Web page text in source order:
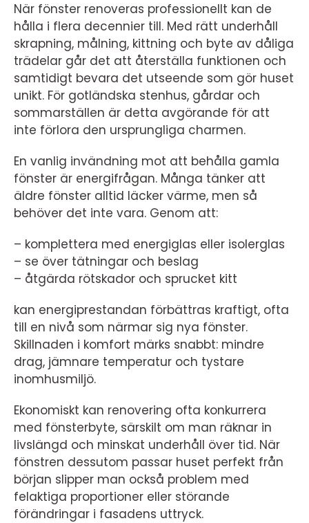
När fönster renoveras professionellt kan de
hålla i flera decennier till. Med rätt underhåll
skrapning, målning, kittning och byte av dåliga
trädelar går det att återställa funktionen och
samtidigt bevara det utseende som gör huset
unikt. För gotländska stenhus, gårdar och
sommarställen är detta avgörande för att
inte förlora den ursprungliga charmen.
En vanlig invändning mot att behålla gamla
fönster är energifrågan. Många tänker att
äldre fönster alltid läcker värme, men så
behöver det inte vara. Genom att:
– komplettera med energiglas eller isolerglas
– se över tätningar och beslag
– åtgärda rötskador och sprucket kitt
kan energiprestandan förbättras kraftigt, ofta
till en nivå som närmar sig nya fönster.
Skillnaden i komfort märks snabbt: mindre
drag, jämnare temperatur och tystare
inomhusmiljö.
Ekonomiskt kan renovering ofta konkurrera
med fönsterbyte, särskilt om man räknar in
livslängd och minskat underhåll över tid. När
fönstren dessutom passar huset perfekt från
början slipper man också problem med
felaktiga proportioner eller störande
förändringar i fasadens uttryck.